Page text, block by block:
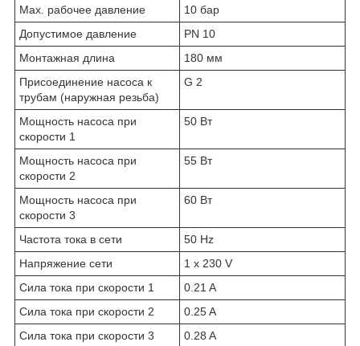
Max. рабочее давление
10 бар
Допустимое давление
PN 10
Монтажная длина
180 мм
Присоединение насоса к
трубам (наружная резьба)
G 2
Мощность насоса при
скорости 1
50 Вт
Мощность насоса при
скорости 2
55 Вт
Мощность насоса при
скорости 3
60 Вт
Частота тока в сети
50 Hz
Напряжение сети
1 x 230 V
Сила тока при скорости 1
0.21 A
Сила тока при скорости 2
0.25 A
Сила тока при скорости 3
0.28 A